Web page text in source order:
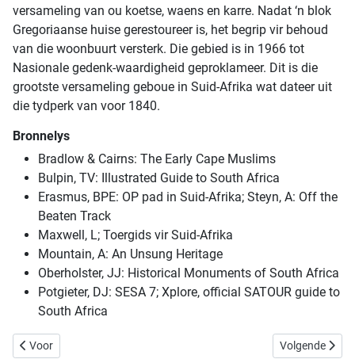
versameling van ou koetse, waens en karre. Nadat ‘n blok
Gregoriaanse huise gerestoureer is, het begrip vir behoud
van die woonbuurt versterk. Die gebied is in 1966 tot
Nasionale gedenk-waardigheid geproklameer. Dit is die
grootste versameling geboue in Suid-Afrika wat dateer uit
die tydperk van voor 1840.
Bronnelys
Bradlow & Cairns: The Early Cape Muslims
Bulpin, TV: Illustrated Guide to South Africa
Erasmus, BPE: OP pad in Suid-Afrika; Steyn, A: Off the
Beaten Track
Maxwell, L; Toergids vir Suid-Afrika
Mountain, A: An Unsung Heritage
Oberholster, JJ: Historical Monuments of South Africa
Potgieter, DJ: SESA 7; Xplore, official SATOUR guide to
South Africa
Vorige artikel: The van Zyls of Avontuur
Voor Volgende
Volgende